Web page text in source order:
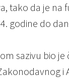
tako da je na
godine do
sazivu bio je
i